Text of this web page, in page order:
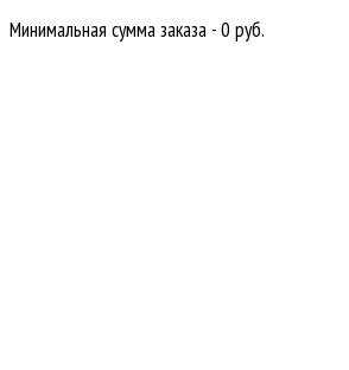
Минимальная сумма заказа - 0 руб.